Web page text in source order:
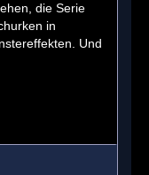
die Serie
in
Und